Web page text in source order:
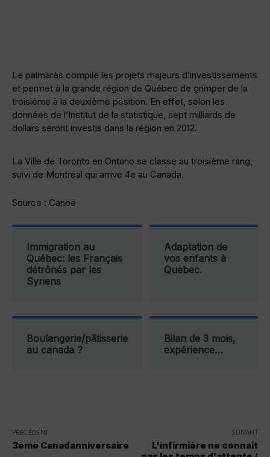
Le palmarès compile les projets majeurs d’investissements
et permet à la grande région de Québec de grimper de la
troisième à la deuxième position. En effet, selon les
données de l’Institut de la statistique, sept milliards de
dollars seront investis dans la région en 2012.
La Ville de Toronto en Ontario se classe au troisième rang,
suivi de Montréal qui arrive 4e au Canada.
Source : Canoë
Immigration au
Québec: les Français
détrônés par les
Syriens
Adaptation de
vos enfants à
Quebec.
Boulangerie/pâtisserie
au canada ?
Bilan de 3 mois,
expérience…
PRÉCÉDENT
3ème Canadanniversaire
SUIVANT
L'infirmière ne connait